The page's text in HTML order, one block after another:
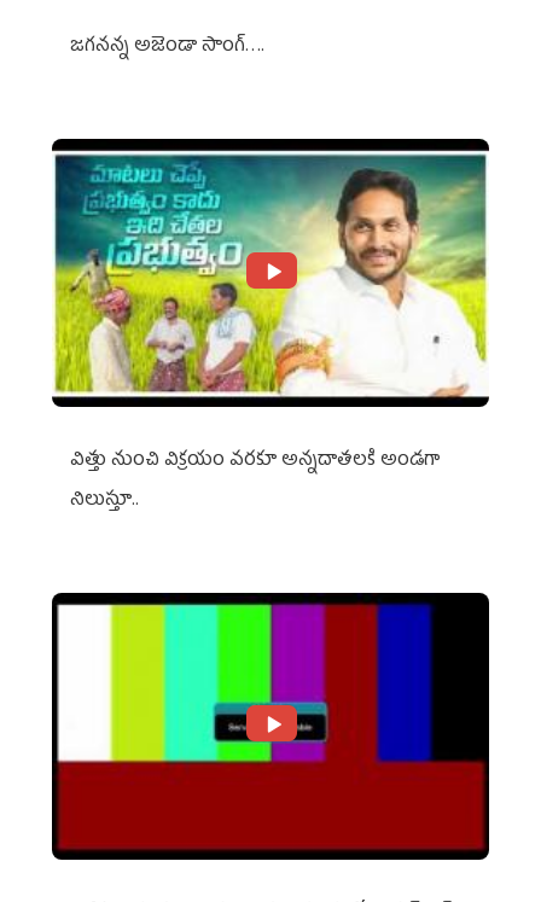
జగనన్న అజెండా సాంగ్….
విత్తు నుంచి విక్రయం వరకూ అన్నదాతలకి అండగా
నిలుస్తూ..